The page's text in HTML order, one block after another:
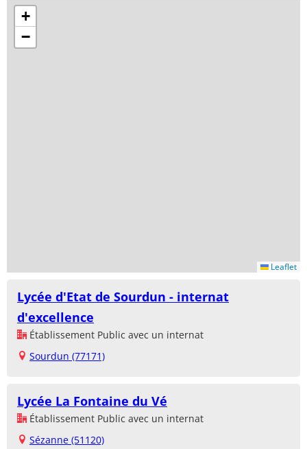
+
−
Leaflet
Lycée d'Etat de Sourdun - internat
d'excellence
Établissement Public avec un internat
Sourdun (77171)
Lycée La Fontaine du Vé
Établissement Public avec un internat
Sézanne (51120)